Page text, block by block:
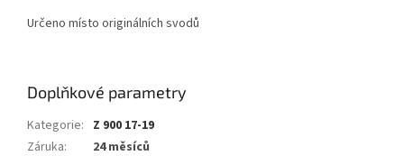
Určeno místo originálních svodů
Doplňkové parametry
Kategorie: Z 900 17-19
Záruka: 24 měsíců